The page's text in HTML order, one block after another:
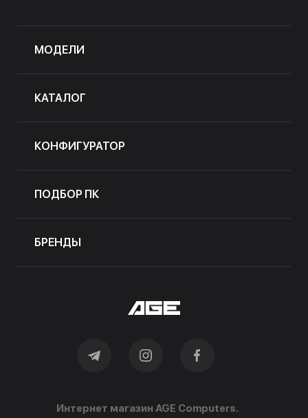
МОДЕЛИ
КАТАЛОГ
КОНФИГУРАТОР
ПОДБОР ПК
БРЕНДЫ
Интернет магазин AGE Computers.